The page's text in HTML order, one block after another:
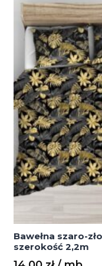
Bawełna szaro-
szerokość 2,2m